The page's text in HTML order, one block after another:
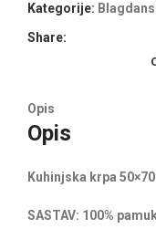
Kategorije:
Share:
Opis
Opis
Kuhinjska krpa 50×70
SASTAV: 100%